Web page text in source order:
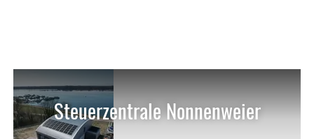
Steuerzentrale Nonnenweier